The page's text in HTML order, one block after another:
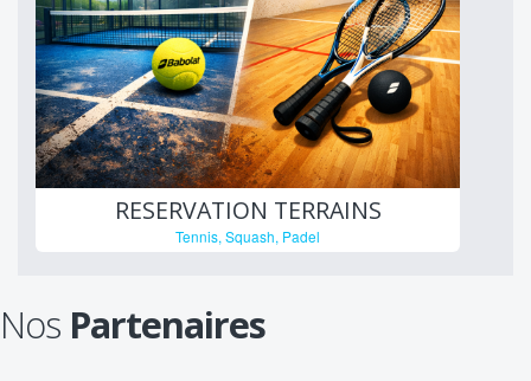
RESERVATION TERRAINS
Tennis, Squash, Padel
Nos Partenaires